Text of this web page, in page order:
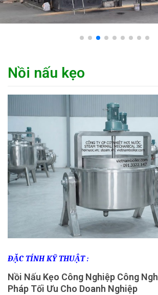
Nồi nấu kẹo
ĐẶC TÍNH KỸ THUẬT :
Nồi Nấu Kẹo Công Nghiệp Công
Pháp Tối Ưu Cho Doanh Nghiệp